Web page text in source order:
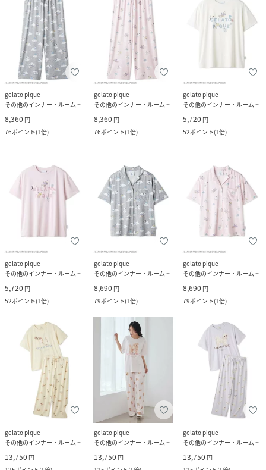
gelato pique
その他のインナー・ルームウェア
8,360 円
76ポイント(1倍)
gelato pique
その他のインナー・ルームウェア
8,360 円
76ポイント(1倍)
gelato pique
その他のインナー・ルームウェア
5,720 円
52ポイント(1倍)
gelato pique
その他のインナー・ルームウェア
5,720 円
52ポイント(1倍)
gelato pique
その他のインナー・ルームウェア
8,690 円
79ポイント(1倍)
gelato pique
その他のインナー・ルームウェア
8,690 円
79ポイント(1倍)
gelato pique
その他のインナー・ルームウェア
13,750 円
gelato pique
その他のインナー・ルームウェア
13,750 円
gelato pique
その他のインナー・ルームウェア
13,750 円